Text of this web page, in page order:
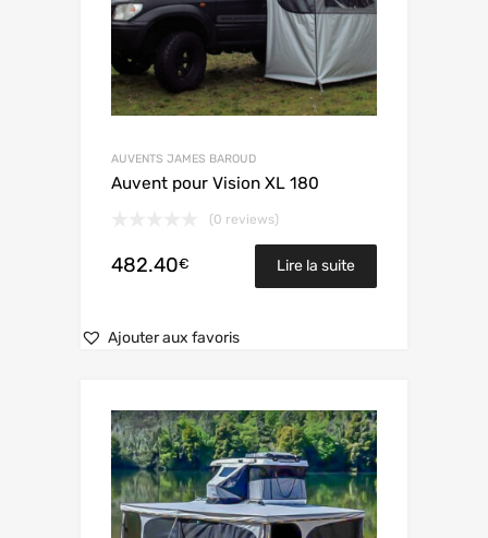
AUVENTS JAMES BAROUD
Auvent pour Vision XL 180
(0 reviews)
482.40€ Lire la suite
Ajouter aux favoris